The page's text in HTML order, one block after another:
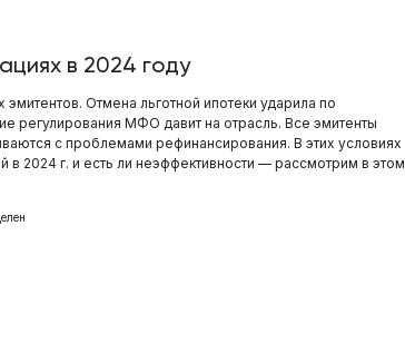
в 2024 году
Отмена льготной ипотеки ударила по
регулирования МФО давит на отрасль. Все эмитенты
с проблемами рефинансирования. В этих условиях
2024 г. и есть ли неэффективности — рассмотрим в этом